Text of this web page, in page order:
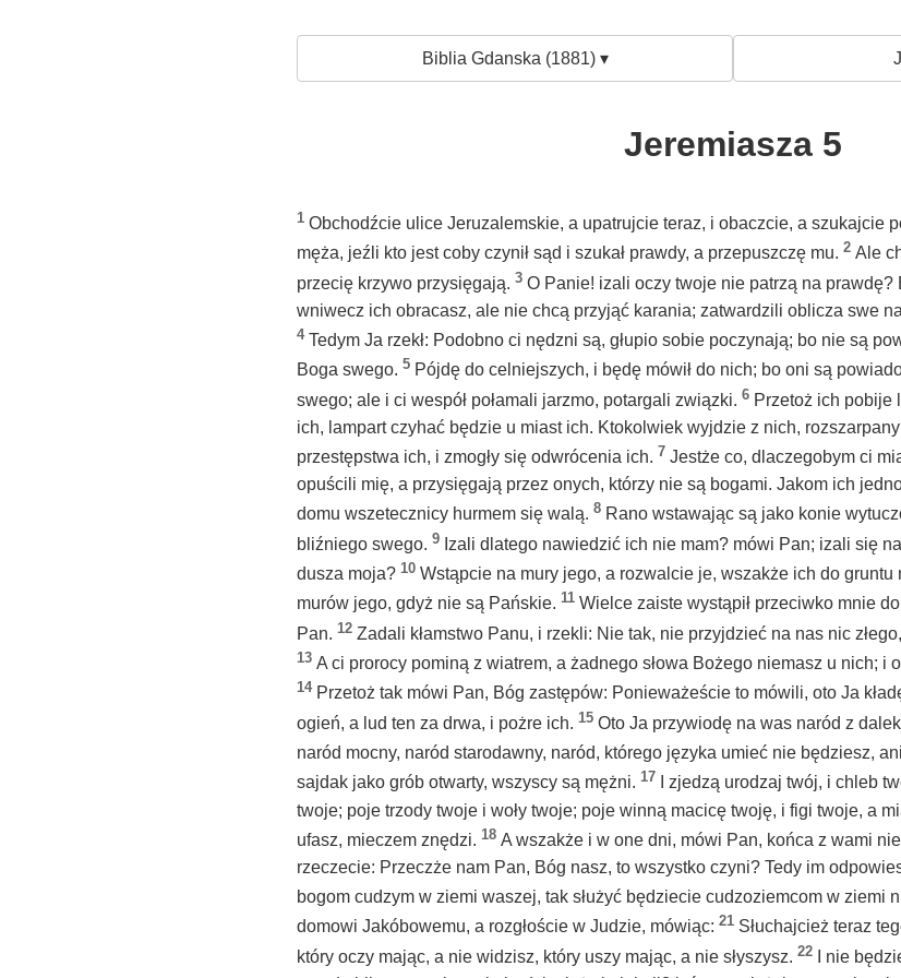
Biblia Gdanska (1881) ▾
Jeremiasza 5
1 Obchodźcie ulice Jeruzalemskie, a upatrujcie teraz, i obaczcie, a szukajcie
męża, jeźli kto jest coby czynił sąd i szukał prawdy, a przepuszczę mu. 2 Ale
przecię krzywo przysięgają. 3 O Panie! izali oczy twoje nie patrzą na
wniwecz ich obracasz, ale nie chcą przyjąć karania; zatwardzili oblicza swe
4 Tedym Ja rzekł: Podobno ci nędzni są, głupio sobie poczynają; bo nie są
Boga swego. 5 Pójdę do celniejszych, i będę mówił do nich; bo oni są
swego; ale i ci wespół połamali jarzmo, potargali związki. 6 Przetoż ich pobije
ich, lampart czyhać będzie u miast ich. Ktokolwiek wyjdzie z nich,
przestępstwa ich, i zmogły się odwrócenia ich. 7 Jestże co, dlaczegobym ci
opuścili mię, a przysięgają przez onych, którzy nie są bogami. Jakom ich
domu wszetecznicy hurmem się walą. 8 Rano wstawając są jako konie
bliźniego swego. 9 Izali dlatego nawiedzić ich nie mam? mówi Pan; izali się
dusza moja? 10 Wstąpcie na mury jego, a rozwalcie je, wszakże ich do
murów jego, gdyż nie są Pańskie. 11 Wielce zaiste wystąpił przeciwko mnie
Pan. 12 Zadali kłamstwo Panu, i rzekli: Nie tak, nie przyjdzieć na nas nic
13 A ci prorocy pominą z wiatrem, a żadnego słowa Bożego niemasz u nich; i
14 Przetoż tak mówi Pan, Bóg zastępów: Ponieważeście to mówili, oto Ja
ogień, a lud ten za drwa, i pożre ich. 15 Oto Ja przywiodę na was naród z
naród mocny, naród starodawny, naród, którego języka umieć nie będziesz,
sajdak jako grób otwarty, wszyscy są mężni. 17
I zjedzą urodzaj twój, i chleb
twoje; poje trzody twoje i woły twoje; poje winną macicę twoję, i figi twoje, a
ufasz, mieczem znędzi. 18 A wszakże i w one dni, mówi Pan, końca z wami
rzeczecie: Przeczże nam Pan, Bóg nasz, to wszystko czyni? Tedy im
bogom cudzym w ziemi waszej, tak służyć będziecie cudzoziemcom w ziemi
domowi Jakóbowemu, a rozgłoście w Judzie, mówiąc: 21 Słuchajcież teraz
który oczy mając, a nie widzisz, który uszy mając, a nie słyszysz. 22
I nie